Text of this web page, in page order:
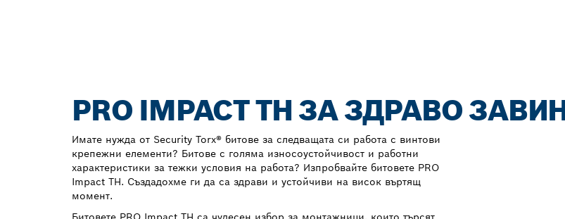
PRO IMPACT TH ЗА ЗДРАВО
Имате нужда от Security Torx® битове за следващата си работа с винтови
крепежни елементи? Битове с голяма износоустойчивост и работни
характеристики за тежки условия на работа? Изпробвайте битовете PRO
Impact TH. Създадохме ги да са здрави и устойчиви на висок въртящ
момент.